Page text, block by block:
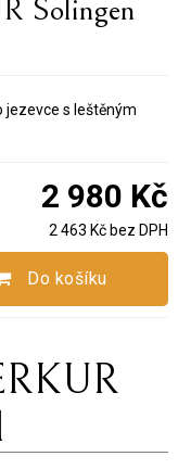
Solingen
jezevce s leštěným
2 980 Kč
2 463 Kč bez DPH
Do košíku